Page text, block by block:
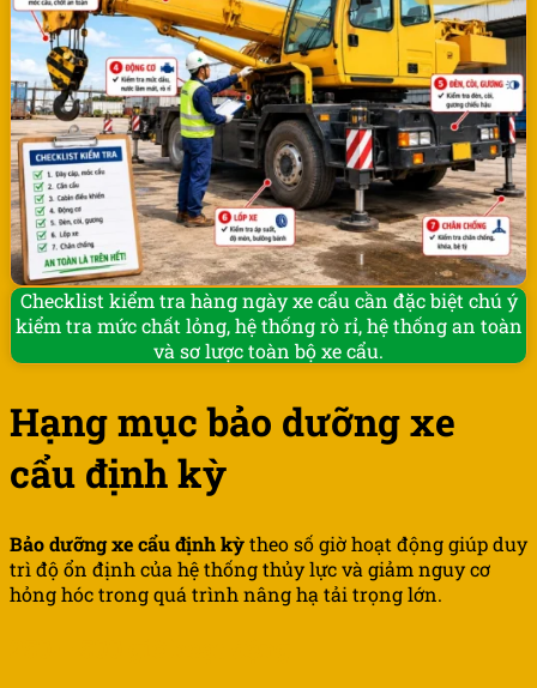
Checklist kiểm tra hàng ngày xe cẩu cần đặc biệt chú ý
kiểm tra mức chất lỏng, hệ thống rò rỉ, hệ thống an toàn
và sơ lược toàn bộ xe cẩu.
Hạng mục bảo dưỡng xe
cẩu định kỳ
Bảo dưỡng xe cẩu định kỳtheo số giờ hoạt động giúp duy
trì độ ổn định của hệ thống thủy lực và giảm nguy cơ
hỏng hóc trong quá trình nâng hạ tải trọng lớn.